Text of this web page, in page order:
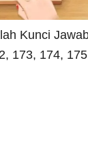
Kunci
173, 174,